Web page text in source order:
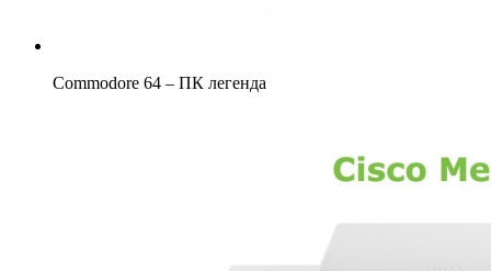
Commodore 64 – ПК легенда